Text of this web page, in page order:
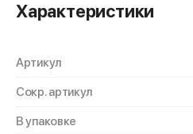
Характеристики
Артикул
Сокр. артикул
В упаковке